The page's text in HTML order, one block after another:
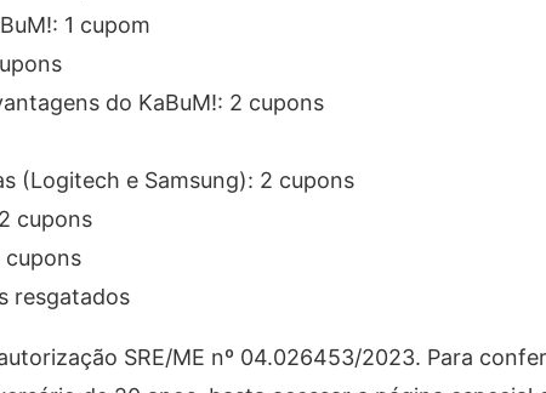
1 cupom
do KaBuM!: 2 cupons
(Logitech e Samsung): 2 cupons
cupons
cupons
resgatados
SRE/ME nº 04.026453/2023. Para